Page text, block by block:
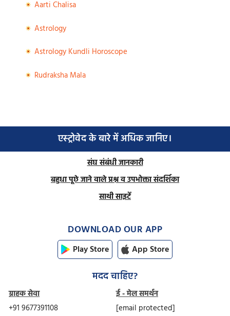
Aarti Chalisa
Astrology
Astrology Kundli Horoscope
Rudraksha Mala
एस्ट्रोवेद के बारे में अधिक जानिए।
संघ संबंधी जानकारी
बहुधा पूछे जाने वाले प्रश्न व उपभोक्ता संदर्शिका
साथी साइटें
DOWNLOAD OUR APP
Play Store App Store
मदद चाहिए?
ग्राहक सेवा
+91 9677391108
ई - मेल समर्थन
[email protected]